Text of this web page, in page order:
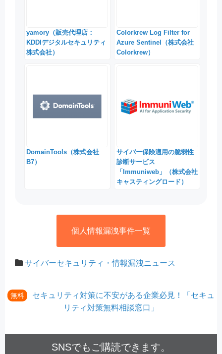
yamory（販売代理店：
KDDIデジタルセキュリティ
株式会社）
Colorkrew Log Filter for
Azure Sentinel（株式会社
Colorkrew）
DomainTools（株式会社
B7）
サイバー保険適用の脆弱性
診断サービス
「Immuniweb」（株式会社
キャスティングロード）
個人情報漏洩事件一覧
サイバーセキュリティ・情報漏洩ニュース
無料
セキュリティ対策に不安がある企業必見！「セキュ
リティ対策無料相談窓口」
SNSでもご購読できます。